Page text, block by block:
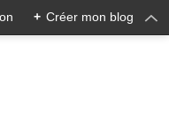
+ Créer mon blog